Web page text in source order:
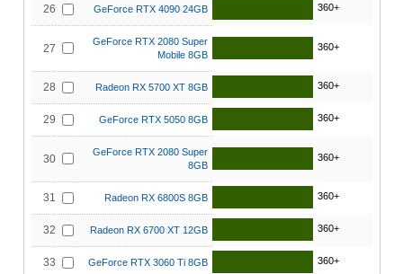
26 GeForce RTX 4090 24GB 360+
27
GeForce RTX 2080 Super
Mobile 8GB
360+
28 Radeon RX 5700 XT 8GB 360+
29 GeForce RTX 5050 8GB 360+
30
GeForce RTX 2080 Super
8GB
360+
31 Radeon RX 6800S 8GB 360+
32 Radeon RX 6700 XT 12GB 360+
33 GeForce RTX 3060 Ti 8GB 360+